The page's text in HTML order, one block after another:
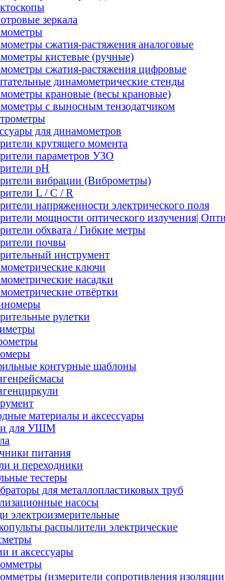
зеркала
сжатия-растяжения аналоговые
кистевые (ручные)
сжатия-растяжения цифровые
динамометрические стенды
крановые (весы крановые)
с выносным тензодатчиком
для динамометров
крутящего момента
параметров УЗО
pH
вибрации (Виброметры)
L / C / R
напряженности электрического поля
мощности оптического излучения|
обхвата / Гибкие метры
почвы
инструмент
ключи
насадки
отвёртки
рулетки
контурные шаблоны
материалы и аксессуары
для УШМ
питания
и переходники
тестеры
для металлопластиковых труб
насосы
электроизмерительные
распылители электрические
и аксессуары
(измерители сопротивления